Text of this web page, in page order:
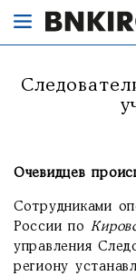
Очевидцев
Сотрудниками
России по
управления
региону